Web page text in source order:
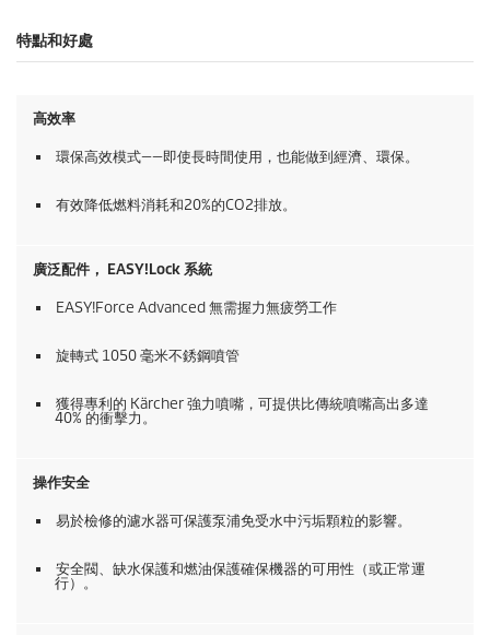
特點和好處
高效率
環保高效模式——即使長時間使用，也能做到經濟、環保。
有效降低燃料消耗和20%的CO2排放。
廣泛配件， EASY!Lock系統
EASY!Force Advanced 無需握力無疲勞工作
旋轉式 1050 毫米不銹鋼噴管
獲得專利的 Kärcher 強力噴嘴，可提供比傳統噴嘴高出多達
40% 的衝擊力。
操作安全
易於檢修的濾水器可保護泵浦免受水中污垢顆粒的影響。
安全閥、缺水保護和燃油保護確保機器的可用性（或正常運
行）。